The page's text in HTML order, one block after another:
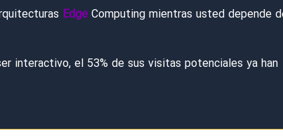
EdgeComputing mientras usted depende
interactivo, el 53% de sus visitas potenciales ya han